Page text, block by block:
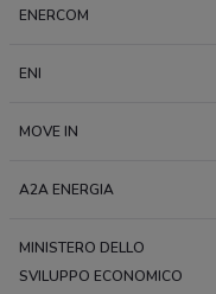
ENERCOM
ENI
MOVE IN
A2A ENERGIA
MINISTERO DELLO
SVILUPPO ECONOMICO